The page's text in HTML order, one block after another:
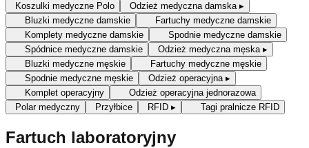
Koszulki medyczne Polo
Odzież medyczna damska▸
Bluzki medyczne damskie
Fartuchy medyczne damskie
Komplety medyczne damskie
Spodnie medyczne damskie
Spódnice medyczne damskie
Odzież medyczna męska▸
Bluzki medyczne męskie
Fartuchy medyczne męskie
Spodnie medyczne męskie
Odzież operacyjna▸
Komplet operacyjny
Odzież operacyjna jednorazowa
Polar medyczny
Przyłbice RFID ▸ Tagi pralnicze RFID
Fartuch laboratoryjny